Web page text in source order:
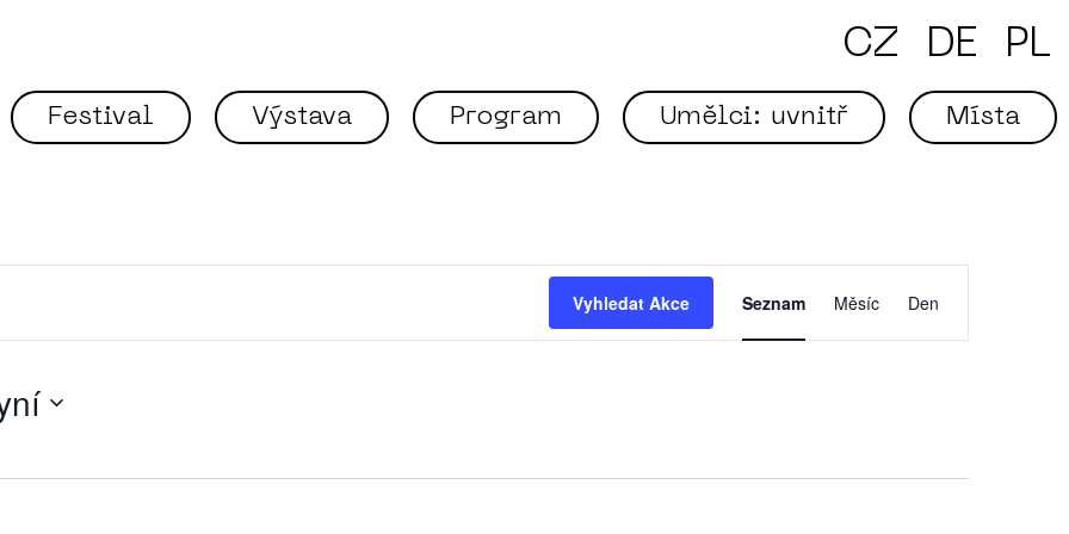
CZ DE PL
Festival Výstava Program Umělci: uvnitř Místa
Vyhledat Akce
Akce
Seznam Měsíc Den